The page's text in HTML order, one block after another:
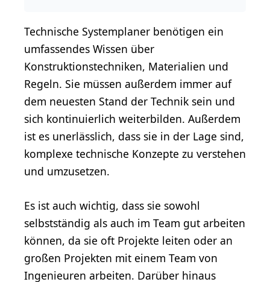
Technische Systemplaner benötigen ein
umfassendes Wissen über
Konstruktionstechniken, Materialien und
Regeln. Sie müssen außerdem immer auf
dem neuesten Stand der Technik sein und
sich kontinuierlich weiterbilden. Außerdem
ist es unerlässlich, dass sie in der Lage sind,
komplexe technische Konzepte zu verstehen
und umzusetzen.
Es ist auch wichtig, dass sie sowohl
selbstständig als auch im Team gut arbeiten
können, da sie oft Projekte leiten oder an
großen Projekten mit einem Team von
Ingenieuren arbeiten. Darüber hinaus